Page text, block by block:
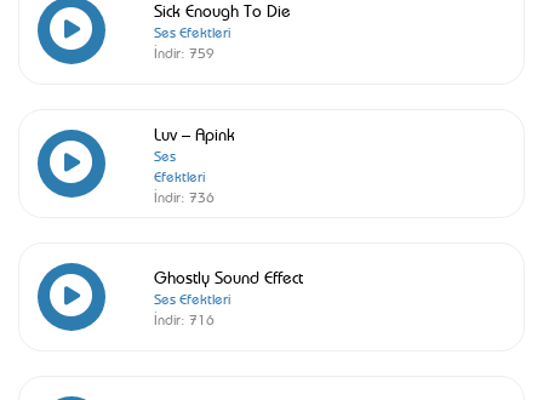
Sick Enough To Die
Ses Efektleri
İndir: 759
Luv – Apink
Ses
Efektleri
İndir: 736
Ghostly Sound Effect
Ses Efektleri
İndir: 716